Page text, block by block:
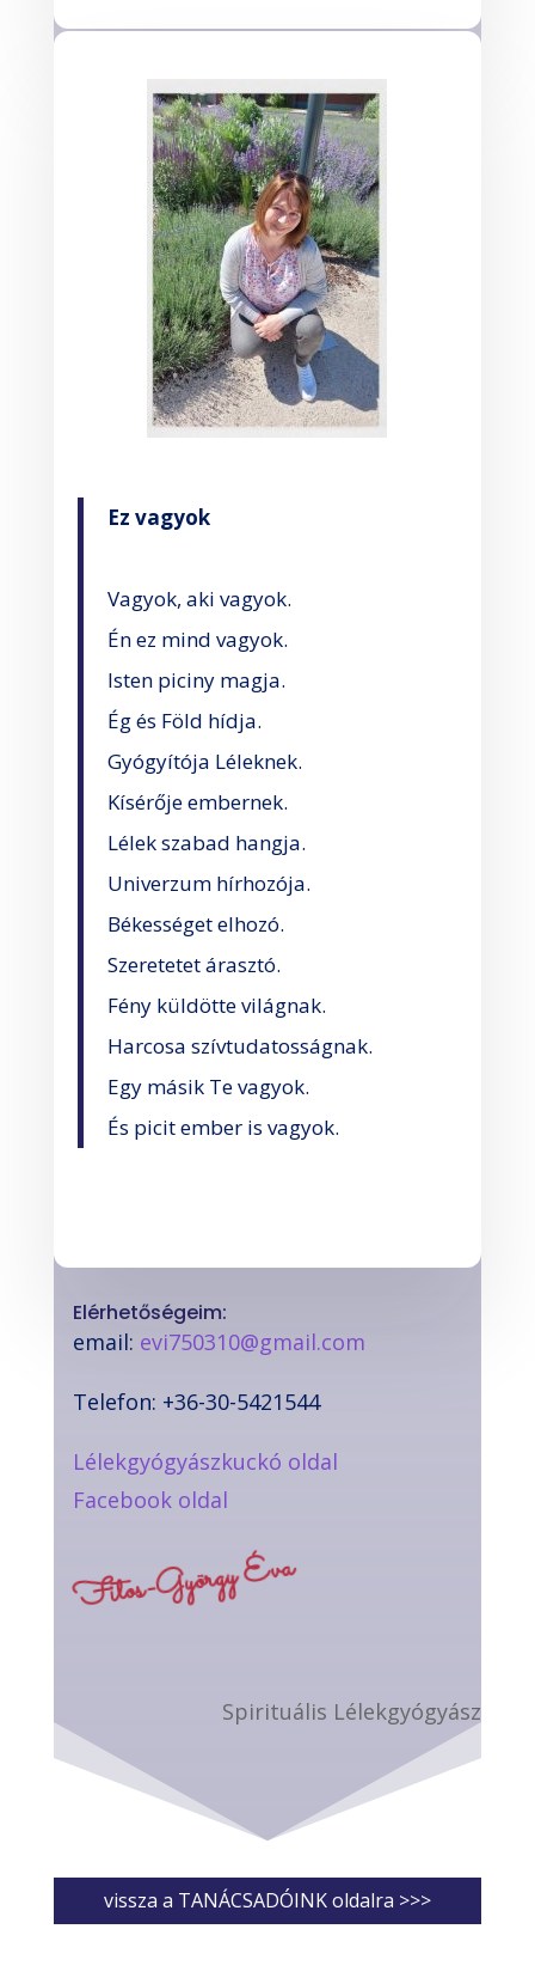
Ez vagyok
Vagyok, aki vagyok.
Én ez mind vagyok.
Isten piciny magja.
Ég és Föld hídja.
Gyógyítója Léleknek.
Kísérője embernek.
Lélek szabad hangja.
Univerzum hírhozója.
Békességet elhozó.
Szeretetet árasztó.
Fény küldötte világnak.
Harcosa szívtudatosságnak.
Egy másik Te vagyok.
És picit ember is vagyok.
Elérhetőségeim:
email: evi750310@gmail.com
Telefon: +36-30-5421544
Lélekgyógyászkuckó oldal
Facebook oldal
Fitos-György Éva
Spirituális Lélekgyógyász
vissza a TANÁCSADÓINK oldalra >>>